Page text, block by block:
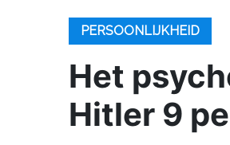
PERSOONLIJKHEID
Het
Hitler 9